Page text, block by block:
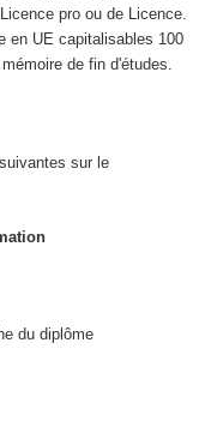
pro ou de Licence.
en UE capitalisables 100
de fin d'études.
sur le
du diplôme